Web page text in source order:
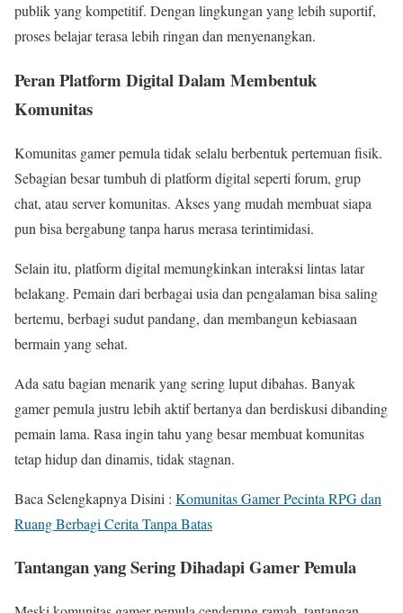
publik yang kompetitif. Dengan lingkungan yang lebih suportif,
proses belajar terasa lebih ringan dan menyenangkan.
Peran Platform Digital Dalam Membentuk
Komunitas
Komunitas gamer pemula tidak selalu berbentuk pertemuan fisik.
Sebagian besar tumbuh di platform digital seperti forum, grup
chat, atau server komunitas. Akses yang mudah membuat siapa
pun bisa bergabung tanpa harus merasa terintimidasi.
Selain itu, platform digital memungkinkan interaksi lintas latar
belakang. Pemain dari berbagai usia dan pengalaman bisa saling
bertemu, berbagi sudut pandang, dan membangun kebiasaan
bermain yang sehat.
Ada satu bagian menarik yang sering luput dibahas. Banyak
gamer pemula justru lebih aktif bertanya dan berdiskusi dibanding
pemain lama. Rasa ingin tahu yang besar membuat komunitas
tetap hidup dan dinamis, tidak stagnan.
Baca Selengkapnya Disini : Komunitas Gamer Pecinta RPG dan
Ruang Berbagi Cerita Tanpa Batas
Tantangan yang Sering Dihadapi Gamer Pemula